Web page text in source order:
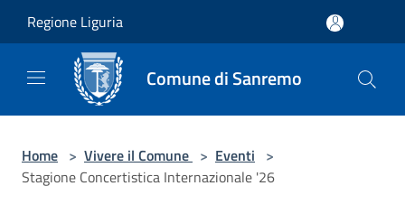
Regione Liguria
Comune di Sanremo
Home > Vivere il Comune > Eventi >
Stagione Concertistica Internazionale '26